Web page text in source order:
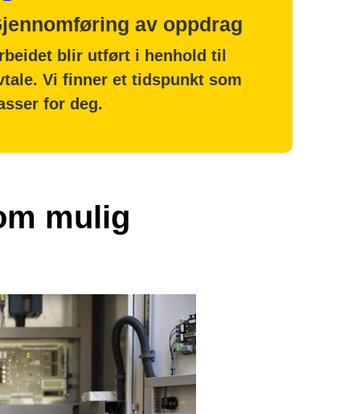
av oppdrag
blir utført i henhold til
Vi finner et tidspunkt som
for deg.
mulig